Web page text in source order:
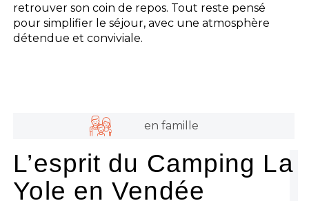
retrouver son coin de repos. Tout reste pensé
pour simplifier le séjour, avec une atmosphère
détendue et conviviale.
en famille
L’esprit du Camping La
Yole en Vendée